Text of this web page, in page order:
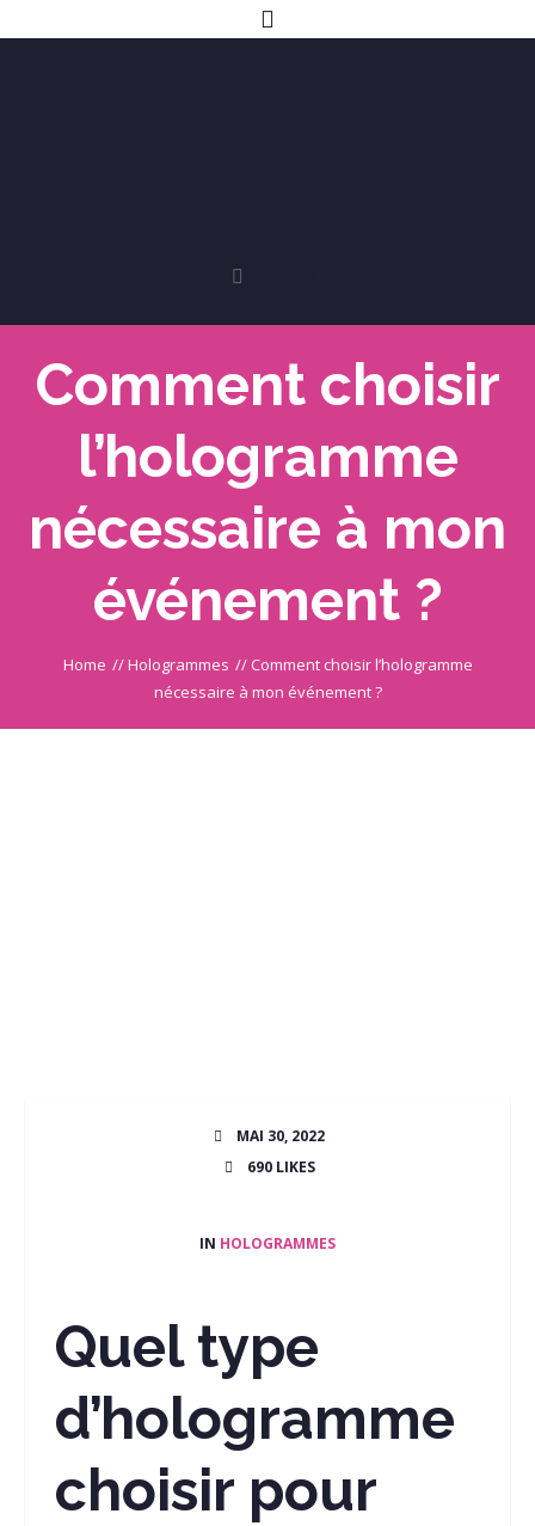
Comment choisir
l’hologramme
nécessaire à mon
événement ?
Home //Hologrammes // Comment choisir l’hologramme
nécessaire à mon événement ?
MAI 30, 2022
690 LIKES
IN HOLOGRAMMES
Quel type
d’hologramme
choisir pour